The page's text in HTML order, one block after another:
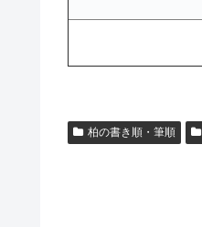
柏の書き順・筆順